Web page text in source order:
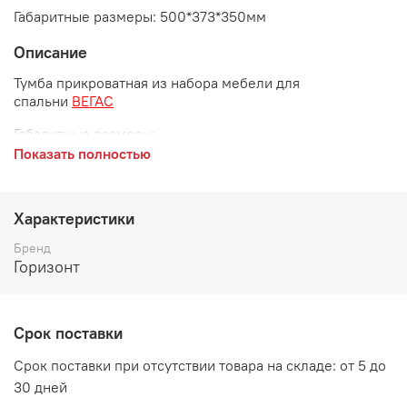
Габаритные размеры: 500*373*350мм
Описание
Тумба прикроватная из набора мебели для
спальни ВЕГАС
Габаритные размеры:
высота 350 мм
Материалы:
Фасад - МДФ Белый глянец
Показать полностью
Характеристики
Бренд
Горизонт
Срок поставки
Срок поставки при отсутствии товара на складе: от 5 до
30 дней